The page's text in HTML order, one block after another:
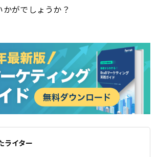
がでしょうか？
ライター